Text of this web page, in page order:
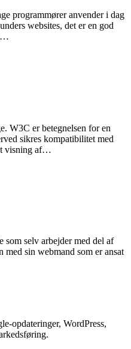
programmører anvender i dag
websites, det er en god
W3C er betegnelsen for en
sikres kompatibilitet med
visning af…
selv arbejder med del af
med sin webmand som er ansat
opdateringer, WordPress,